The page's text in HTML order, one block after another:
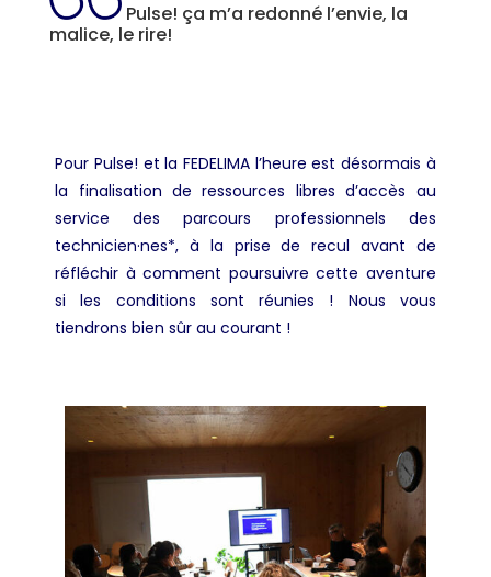
Pulse! ça m’a redonné l’envie, la
malice, le rire!
Pour Pulse! et la FEDELIMA l’heure est désormais à
la finalisation de ressources libres d’accès au
service des parcours professionnels des
technicien·nes*, à la prise de recul avant de
réfléchir à comment poursuivre cette aventure
si les conditions sont réunies ! Nous vous
tiendrons bien sûr au courant !